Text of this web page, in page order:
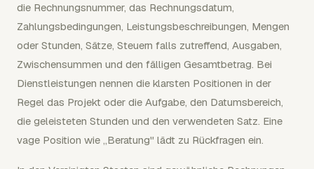
die Rechnungsnummer, das Rechnungsdatum,
Zahlungsbedingungen, Leistungsbeschreibungen, Mengen
oder Stunden, Sätze, Steuern falls zutreffend, Ausgaben,
Zwischensummen und den fälligen Gesamtbetrag. Bei
Dienstleistungen nennen die klarsten Positionen in der
Regel das Projekt oder die Aufgabe, den Datumsbereich,
die geleisteten Stunden und den verwendeten Satz. Eine
vage Position wie „Beratung" lädt zu Rückfragen ein.